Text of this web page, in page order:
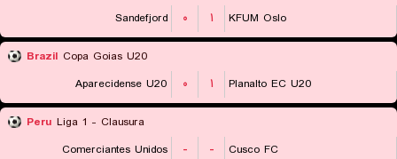
Sandefjord
۰ ۱ KFUM Oslo
Brazil Copa Goias U20
Aparecidense U20
۰ ۱ Planalto EC U20
Peru Liga 1 - Clausura
Comerciantes Unidos
- -
Cusco FC